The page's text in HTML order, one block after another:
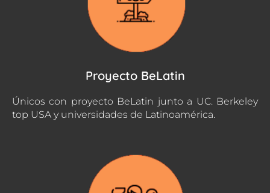
Proyecto BeLatin
Únicos con proyecto BeLatin junto a UC. Berkeley
top USA y universidades de Latinoamérica.